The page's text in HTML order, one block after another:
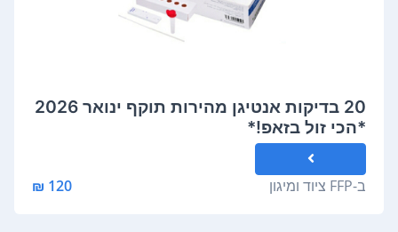
20 בדיקות אנטיגן מהירות תוקף ינואר 2026
*הכי זול בזאפ!*
ב-FFP ציוד ומיגון 120 ₪